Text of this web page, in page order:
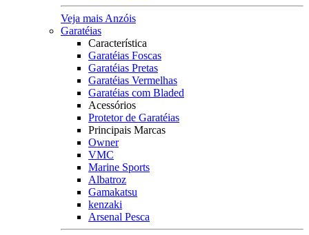
Veja mais Anzóis
Garatéias
Característica
Garatéias Foscas
Garatéias Pretas
Garatéias Vermelhas
Garatéias com Bladed
Acessórios
Protetor de Garatéias
Principais Marcas
Owner
VMC
Marine Sports
Albatroz
Gamakatsu
kenzaki
Arsenal Pesca